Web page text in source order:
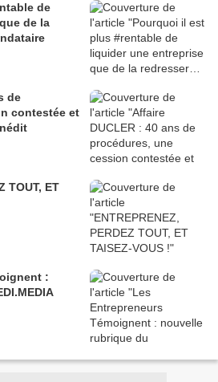
de
de la
de
contestée et
TOUT, ET
: